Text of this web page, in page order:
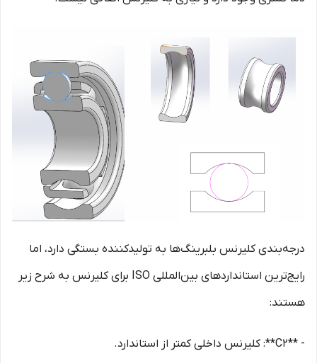
درجه‌بندی کلیرنس بلبرینگ‌ها به تولیدکننده بستگی دارد، اما
رایج‌ترین استانداردهای بین‌المللی ISO برای کلیرنس به شرح زیر
هستند:
- **C2**: کلیرنس داخلی کمتر از استاندارد.